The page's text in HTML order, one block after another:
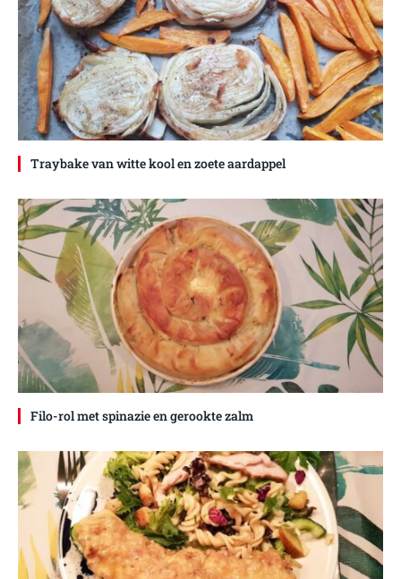
Traybake van witte kool en zoete aardappel
Filo-rol met spinazie en gerookte zalm